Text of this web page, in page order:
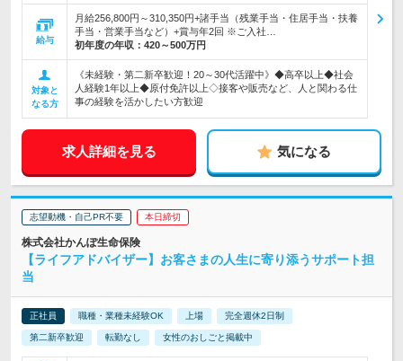
給与
月給256,800円～310,350円+諸手当（残業手当・住居手当・扶養
手当・営業手当など）+賞与年2回 ※ご入社…
初年度の年収： 420～500万円
対象と
なる方
《未経験・第二新卒歓迎！20～30代活躍中》◆高卒以上◆社会
人経験1年以上◆原付免許以上◇接客や販売など、人と関わる仕
事の経験を活かしたい方歓迎
求人詳細を見る 気になる
志望動機・自己PR不要 本日締切
株式会社かんぽ生命保険
【ライフアドバイザー】お客さまの人生に寄り添うサポート担
当
正社員 職種・業種未経験OK 上場 完全週休2日制
第二新卒歓迎 転勤なし 女性のおしごと掲載中